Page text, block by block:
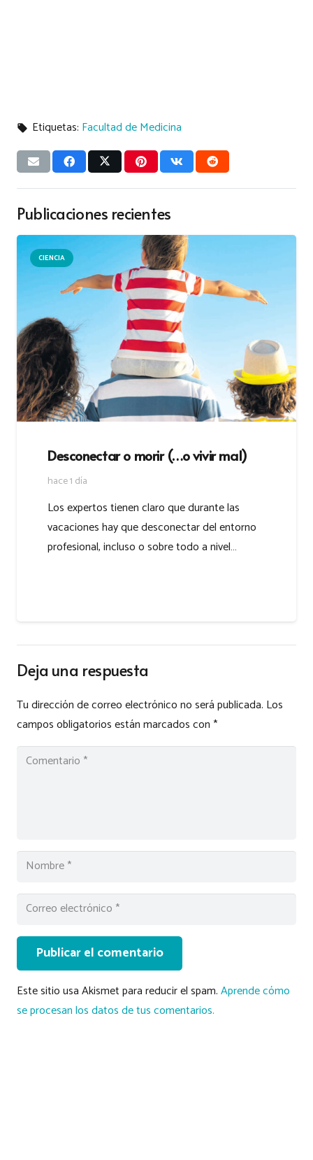
local_offer Etiquetas: Facultad de Medicina
Publicaciones recientes
CIENCIA
Desconectar o morir (…o vivir mal)
hace 1 día
Los expertos tienen claro que durante las
vacaciones hay que desconectar del entorno
profesional, incluso o sobre todo a nivel…
Deja una respuesta
Tu dirección de correo electrónico no será publicada. Los
campos obligatorios están marcados con*
Publicar el comentario
Este sitio usa Akismet para reducir el spam.Aprende cómo
se procesan los datos de tus comentarios.